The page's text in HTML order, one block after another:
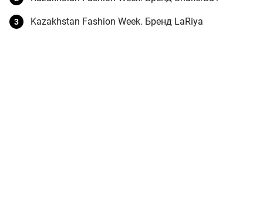
Kazakhstan Fashion Week. Бренд LaRiya